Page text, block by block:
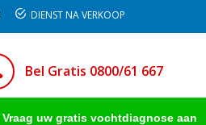
DIENST NA VERKOOP
Bel Gratis 0800/61 667
Vraag uw gratis vochtdiagnose aan